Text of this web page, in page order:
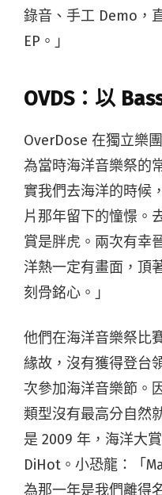
錄音、手工 Demo，
EP。」
OVDS：以
OverDose 在獨立樂
為當時海洋音樂祭
實我們去海洋的時候
片那年留下的憧憬。
賞是胖虎。兩次有幸
洋熱一定有畫面，頂
刻骨銘心。」
他們在海洋音樂祭比
緣故，沒有獲得登
次參加海洋音樂節。
類型沒有最高分自然
是 2009 年，海洋大
DiHot。小恐龍：「
為那一年是我們離得